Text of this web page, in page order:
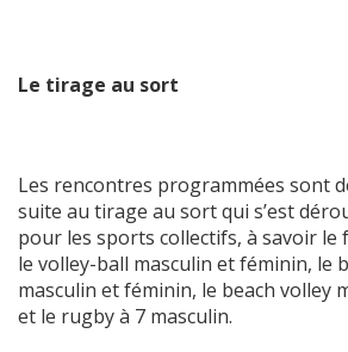
Le tirage au sort
Les rencontres programmées sont
suite au tirage au sort qui s’est
pour les sports collectifs, à savoir le
le volley-ball masculin et féminin, le
masculin et féminin, le beach volley
et le rugby à 7 masculin.